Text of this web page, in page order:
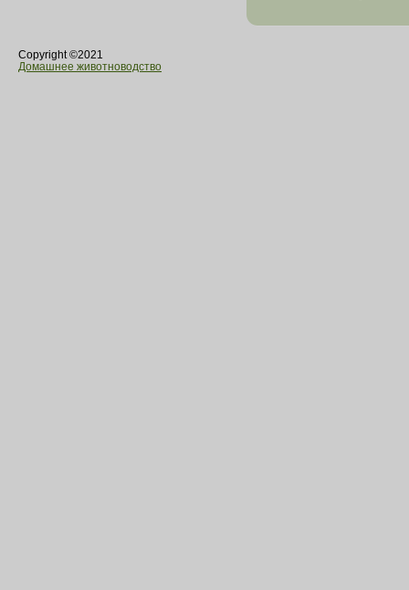
Copyright ©2021
Домашнее животноводство